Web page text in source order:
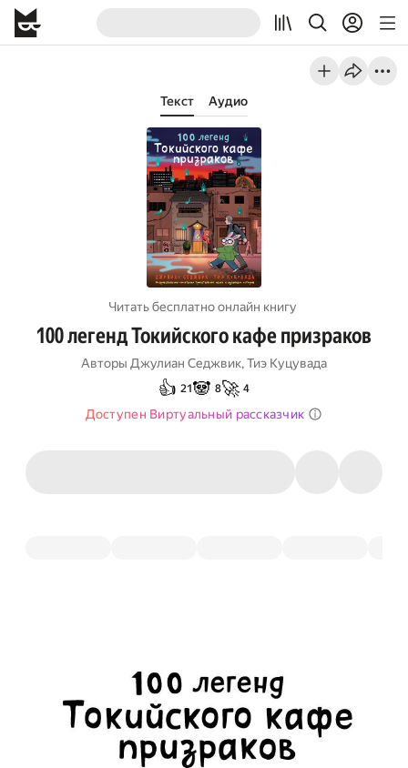
Текст Аудио
Читать бесплатно онлайн книгу
100 легенд Токийского кафе призраков
Авторы Джулиан Седжвик,Тиэ Куцувада
👍 21🐼 8🚀 4
Доступен Виртуальный рассказчик